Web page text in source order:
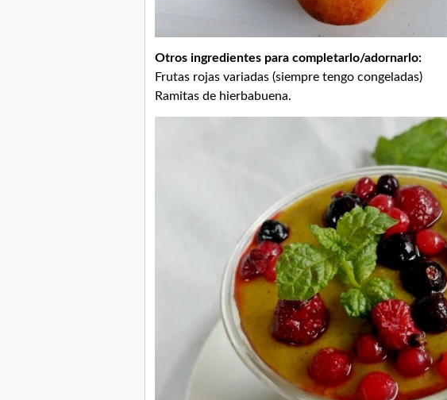
Otros ingredientes para completarlo/adornarlo:
Frutas rojas variadas (siempre tengo congeladas)
Ramitas de hierbabuena.